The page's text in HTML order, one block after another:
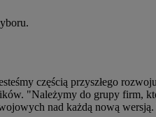
częścią przyszłego
"Należymy do grupy firm,
nad każdą nową